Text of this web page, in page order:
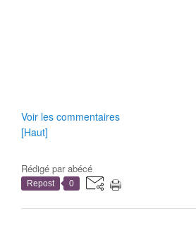
Voir les commentaires
[Haut]
Rédigé parabécé
Repost 0